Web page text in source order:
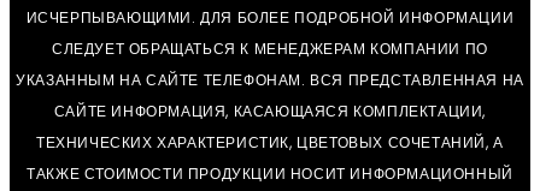
ИСЧЕРПЫВАЮЩИМИ. ДЛЯ БОЛЕЕ ПОДРОБНОЙ ИНФОРМАЦИИ
СЛЕДУЕТ ОБРАЩАТЬСЯ К МЕНЕДЖЕРАМ КОМПАНИИ ПО
УКАЗАННЫМ НА САЙТЕ ТЕЛЕФОНАМ. ВСЯ ПРЕДСТАВЛЕННАЯ НА
САЙТЕ ИНФОРМАЦИЯ, КАСАЮЩАЯСЯ КОМПЛЕКТАЦИИ,
ТЕХНИЧЕСКИХ ХАРАКТЕРИСТИК, ЦВЕТОВЫХ СОЧЕТАНИЙ, А
ТАКЖЕ СТОИМОСТИ ПРОДУКЦИИ НОСИТ ИНФОРМАЦИОННЫЙ